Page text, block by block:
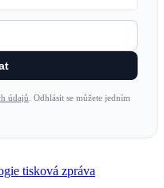
údajů . Odhlásit se můžete jedním
tisková zpráva